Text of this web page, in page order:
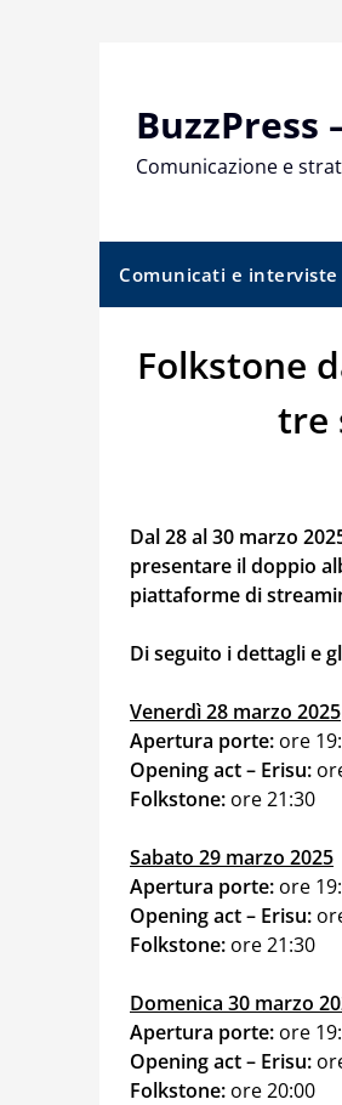
BuzzPress
Comunicazione e
Comunicati e
Folkstone
tre
Dal 28 al 30 marzo
presentare il doppio
piattaforme di
Di seguito i dettagli e
Venerdì 28 marzo 2025
Apertura porte: ore
Opening act – Erisu:
Folkstone: ore 21:30
Sabato 29 marzo 2025
Apertura porte: ore
Opening act – Erisu:
Folkstone: ore 21:30
Domenica 30 marzo
Apertura porte: ore
Opening act – Erisu:
Folkstone: ore 20:00